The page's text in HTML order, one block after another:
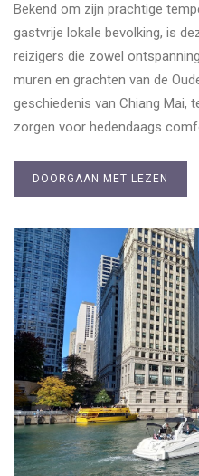
Bekend om zijn prachtige
gastvrije lokale bevolking, is
reizigers die zowel
muren en grachten van de
geschiedenis van Chiang Mai,
zorgen voor hedendaags
DOORGAAN MET LEZEN